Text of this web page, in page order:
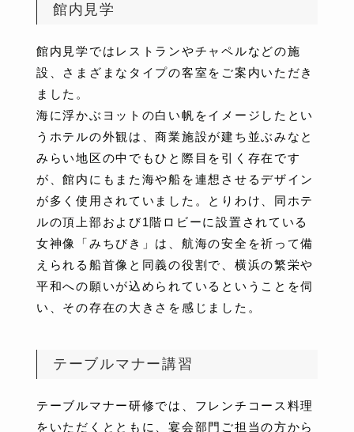
館内見学
館内見学ではレストランやチャペルなどの施
設、さまざまなタイプの客室をご案内いただき
ました。
海に浮かぶヨットの白い帆をイメージしたとい
うホテルの外観は、商業施設が建ち並ぶみなと
みらい地区の中でもひと際目を引く存在です
が、館内にもまた海や船を連想させるデザイン
が多く使用されていました。とりわけ、同ホテ
ルの頂上部および1階ロビーに設置されている
女神像「みちびき」は、航海の安全を祈って備
えられる船首像と同義の役割で、横浜の繁栄や
平和への願いが込められているということを伺
い、その存在の大きさを感じました。
テーブルマナー講習
テーブルマナー研修では、フレンチコース料理
をいただくとともに、宴会部門ご担当の方から